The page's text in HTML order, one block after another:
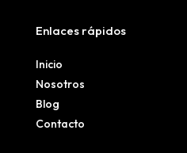
Enlaces rápidos
Inicio
Nosotros
Blog
Contacto